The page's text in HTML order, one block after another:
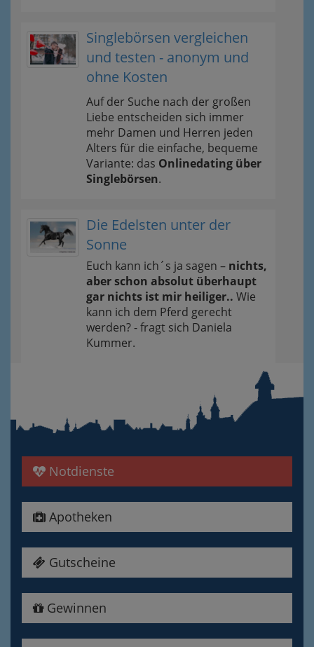
Singlebörsen vergleichen
und testen - anonym und
ohne Kosten
Auf der Suche nach der großen
Liebe entscheiden sich immer
mehr Damen und Herren jeden
Alters für die einfache, bequeme
Variante: das Onlinedating über
Singlebörsen.
Die Edelsten unter der
Sonne
Euch kann ich´s ja sagen – nichts,
aber schon absolut überhaupt
gar nichts ist mir heiliger.. Wie
kann ich dem Pferd gerecht
werden? - fragt sich Daniela
Kummer.
Notdienste
Apotheken
Gutscheine
Gewinnen